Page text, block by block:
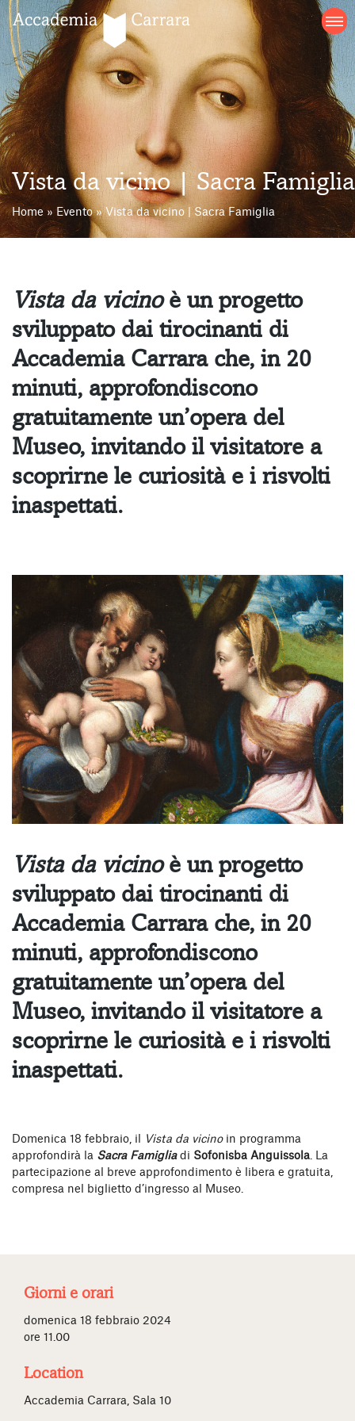
Salta
al
contenuto
Vista da vicino | Sacra Famiglia
Home» Evento»Vista da vicino | Sacra Famiglia
Vista da vicinoè un progetto
sviluppato dai tirocinanti di
Accademia Carrara che, in 20
minuti, approfondiscono
gratuitamente un’opera del
Museo, invitando il visitatore a
scoprirne le curiosità e i risvolti
inaspettati.
Vista da vicinoè un progetto
sviluppato dai tirocinanti di
Accademia Carrara che, in 20
minuti, approfondiscono
gratuitamente un’opera del
Museo, invitando il visitatore a
scoprirne le curiosità e i risvolti
inaspettati.
Domenica 18 febbraio, il Vista da vicinoin programma
approfondirà la Sacra Famigliadi Sofonisba Anguissola . La
partecipazione al breve approfondimento è libera e gratuita,
compresa nel biglietto d’ingresso al Museo.
Giorni e orari
domenica 18 febbraio 2024
ore 11.00
Location
Accademia Carrara, Sala 10